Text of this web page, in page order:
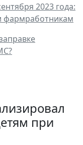
2023 года:
фармработникам
при